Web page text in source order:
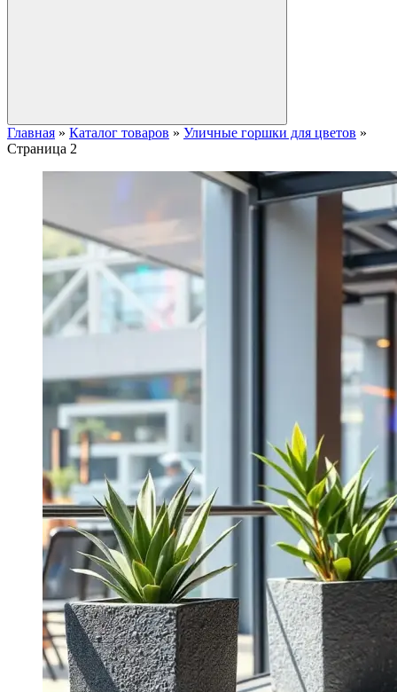
Главная » Каталог товаров » Уличные горшки для цветов »
Страница 2